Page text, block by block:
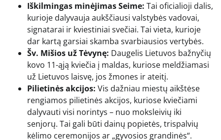
Iškilmingas minėjimas Seime: Tai oficialioji dalis,
kurioje dalyvauja aukščiausi valstybės vadovai,
signatarai ir kviestiniai svečiai. Tai vieta, kurioje
dar kartą garsiai skamba svarbiausios vertybės.
Šv. Mišios už Tėvynę: Daugelis Lietuvos bažnyčių
kovo 11-ąją kviečia į maldas, kuriose meldžiamasi
už Lietuvos laisvę, jos žmones ir ateitį.
Pilietinės akcijos: Vis dažniau miestų aikštėse
rengiamos pilietinės akcijos, kuriose kviečiami
dalyvauti visi norintys – nuo moksleivių iki
senjorų. Tai gali būti dainų popietės, trispalvių
kėlimo ceremonijos ar „gyvosios grandinės“.